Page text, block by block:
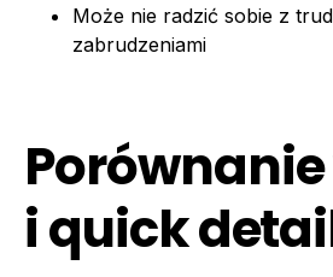
Może nie radzić sobie z
zabrudzeniami
i quick